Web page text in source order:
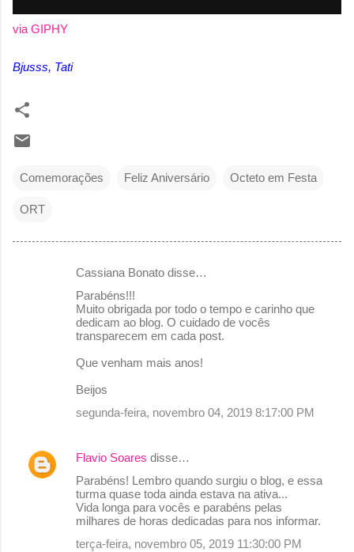
via GIPHY
Bjusss, Tati
Comemorações Feliz Aniversário Octeto em Festa
ORT
i
o
Cassiana Bonato disse…
Parabéns!!!
Muito obrigada por todo o tempo e carinho que
dedicam ao blog. O cuidado de vocês
transparecem em cada post.
Que venham mais anos!
Beijos
segunda-feira, novembro 04, 2019 8:17:00 PM
Flavio Soares disse…
Parabéns! Lembro quando surgiu o blog, e essa
turma quase toda ainda estava na ativa...
Vida longa para vocês e parabéns pelas
milhares de horas dedicadas para nos informar.
terça-feira, novembro 05, 2019 11:30:00 PM